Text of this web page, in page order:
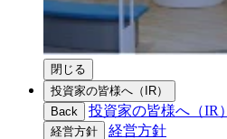
閉じる
投資家の皆様へ（IR）
Back
投資家の皆様へ（IR
経営方針 経営方針